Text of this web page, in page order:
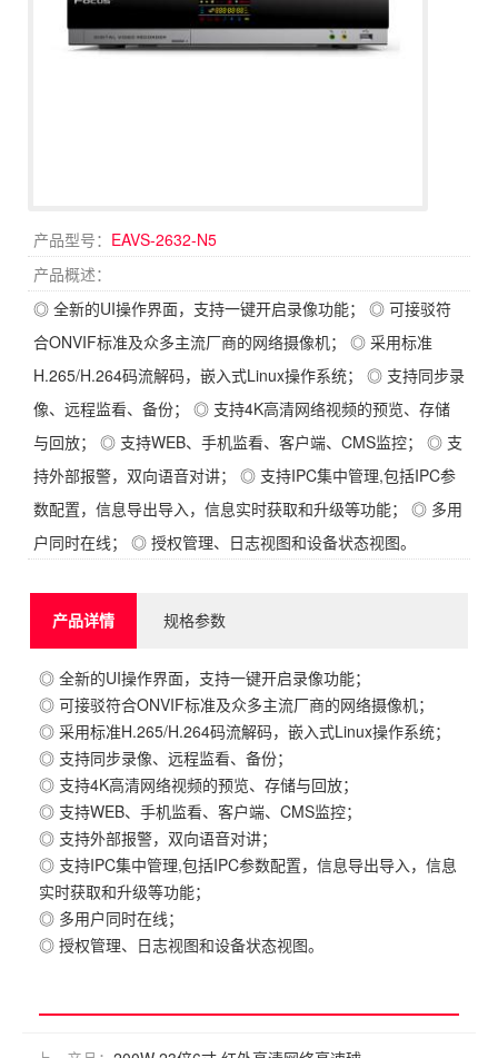
产品型号： EAVS-2632-N5
产品概述：
◎ 全新的UI操作界面，支持一键开启录像功能； ◎ 可接驳符
合ONVIF标准及众多主流厂商的网络摄像机； ◎ 采用标准
H.265/H.264码流解码，嵌入式Linux操作系统； ◎ 支持同步录
像、远程监看、备份； ◎ 支持4K高清网络视频的预览、存储
与回放； ◎ 支持WEB、手机监看、客户端、CMS监控； ◎ 支
持外部报警，双向语音对讲； ◎ 支持IPC集中管理,包括IPC参
数配置，信息导出导入，信息实时获取和升级等功能； ◎ 多用
户同时在线； ◎ 授权管理、日志视图和设备状态视图。
产品详情 规格参数
◎ 全新的UI操作界面，支持一键开启录像功能；
◎ 可接驳符合ONVIF标准及众多主流厂商的网络摄像机；
◎ 采用标准H.265/H.264码流解码，嵌入式Linux操作系统；
◎ 支持同步录像、远程监看、备份；
◎ 支持4K高清网络视频的预览、存储与回放；
◎ 支持WEB、手机监看、客户端、CMS监控；
◎ 支持外部报警，双向语音对讲；
◎ 支持IPC集中管理,包括IPC参数配置，信息导出导入，信息
实时获取和升级等功能；
◎ 多用户同时在线；
◎ 授权管理、日志视图和设备状态视图。